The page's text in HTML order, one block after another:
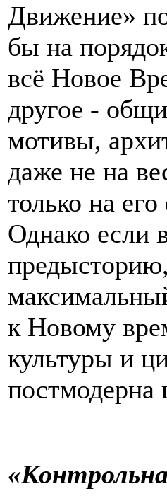
Движение»
бы на
всё Новое
другое -
мотивы,
даже не на
только на
Однако если
к Новому
культуры и